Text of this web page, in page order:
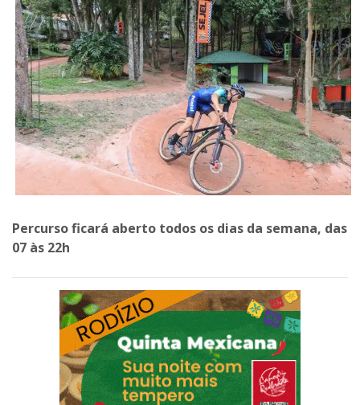
Percurso ficará aberto todos os dias da semana, das
07 às 22h